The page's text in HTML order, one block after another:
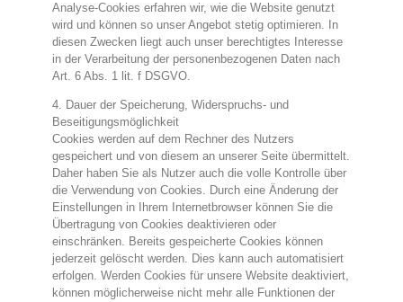
Analyse-Cookies erfahren wir, wie die Website genutzt
wird und können so unser Angebot stetig optimieren. In
diesen Zwecken liegt auch unser berechtigtes Interesse
in der Verarbeitung der personenbezogenen Daten nach
Art. 6 Abs. 1 lit. f DSGVO.
4. Dauer der Speicherung, Widerspruchs- und
Beseitigungsmöglichkeit
Cookies werden auf dem Rechner des Nutzers
gespeichert und von diesem an unserer Seite übermittelt.
Daher haben Sie als Nutzer auch die volle Kontrolle über
die Verwendung von Cookies. Durch eine Änderung der
Einstellungen in Ihrem Internetbrowser können Sie die
Übertragung von Cookies deaktivieren oder
einschränken. Bereits gespeicherte Cookies können
jederzeit gelöscht werden. Dies kann auch automatisiert
erfolgen. Werden Cookies für unsere Website deaktiviert,
können möglicherweise nicht mehr alle Funktionen der